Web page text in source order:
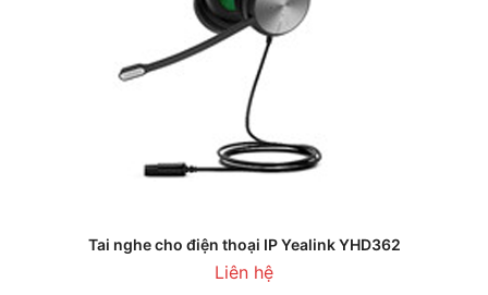
Tai nghe cho điện thoại IP Yealink YHD362
Liên hệ